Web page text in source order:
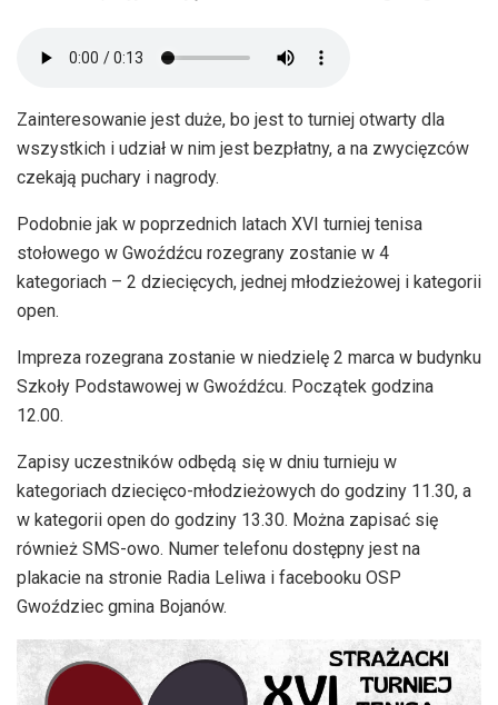
Zainteresowanie jest duże, bo jest to turniej otwarty dla
wszystkich i udział w nim jest bezpłatny, a na zwycięzców
czekają puchary i nagrody.
Podobnie jak w poprzednich latach XVI turniej tenisa
stołowego w Gwoźdźcu rozegrany zostanie w 4
kategoriach – 2 dziecięcych, jednej młodzieżowej i kategorii
open.
Impreza rozegrana zostanie w niedzielę 2 marca w budynku
Szkoły Podstawowej w Gwoźdźcu. Początek godzina
12.00.
Zapisy uczestników odbędą się w dniu turnieju w
kategoriach dziecięco-młodzieżowych do godziny 11.30, a
w kategorii open do godziny 13.30. Można zapisać się
również SMS-owo. Numer telefonu dostępny jest na
plakacie na stronie Radia Leliwa i facebooku OSP
Gwoździec gmina Bojanów.